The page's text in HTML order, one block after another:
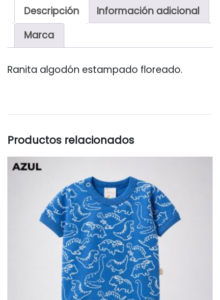
Descripción
Información adicional
Marca
Ranita algodón estampado floreado.
Productos relacionados